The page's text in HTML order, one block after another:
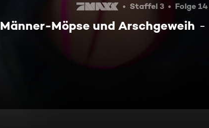
Staffel 3 Folge 14
Männer-Möpse und Arschgeweih